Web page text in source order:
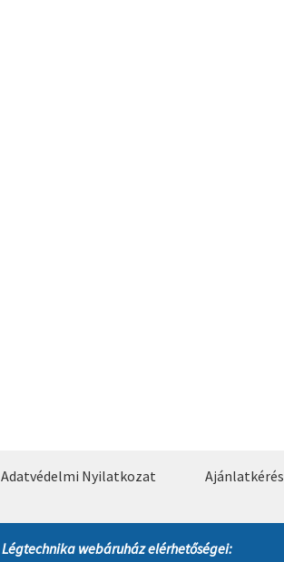
Adatvédelmi Nyilatkozat Ajánlatkérés
Légtechnika webáruház elérhetőségei: